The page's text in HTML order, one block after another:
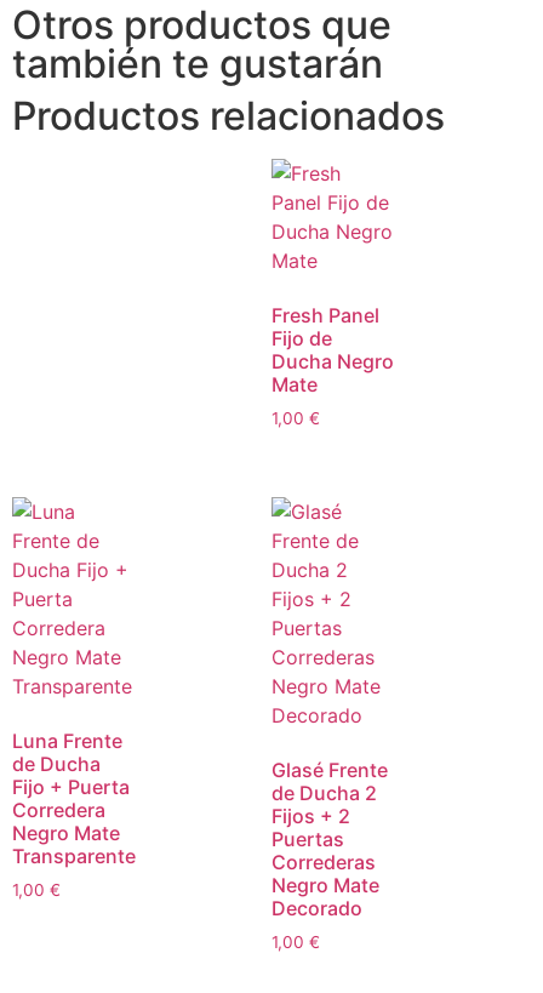
Otros productos que
también te gustarán
Productos relacionados
Fresh Panel
Fijo de
Ducha Negro
Mate
1,00 €
Luna Frente
de Ducha
Fijo + Puerta
Corredera
Negro Mate
Transparente
1,00 €
Glasé Frente
de Ducha 2
Fijos + 2
Puertas
Correderas
Negro Mate
Decorado
1,00 €